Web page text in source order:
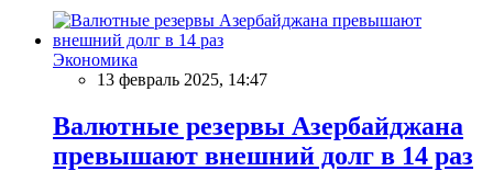
Экономика
13 февраль 2025, 14:47
Валютные резервы Азербайджана
превышают внешний долг в 14 раз